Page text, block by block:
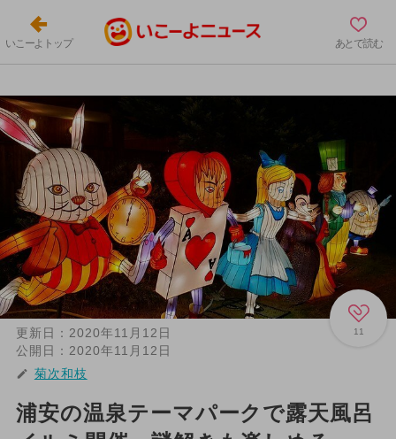
いこーよトップ あとで読む
11
更新日： 2020年11月12日
公開日： 2020年11月12日
菊次和枝
浦安の温泉テーマパークで露天風呂